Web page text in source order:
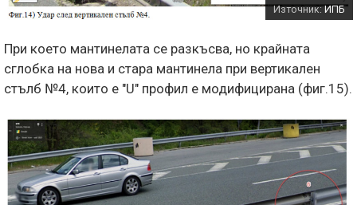
Източник:ИПБ
При което мантинелата се разкъсва, но крайната
сглобка на нова и стара мантинела при вертикален
стълб №4, които е "U" профил е модифицирана (фиг.15).